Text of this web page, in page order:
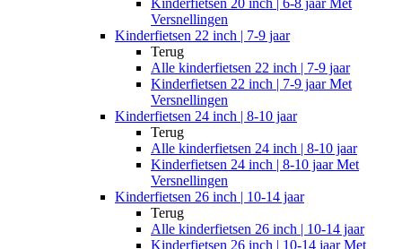
Kinderfietsen 20 inch | 6-8 jaar Met
Versnellingen
Kinderfietsen 22 inch | 7-9 jaar
Terug
Alle kinderfietsen 22 inch | 7-9 jaar
Kinderfietsen 22 inch | 7-9 jaar Met
Versnellingen
Kinderfietsen 24 inch | 8-10 jaar
Terug
Alle kinderfietsen 24 inch | 8-10 jaar
Kinderfietsen 24 inch | 8-10 jaar Met
Versnellingen
Kinderfietsen 26 inch | 10-14 jaar
Terug
Alle kinderfietsen 26 inch | 10-14 jaar
Kinderfietsen 26 inch | 10-14 jaar Met